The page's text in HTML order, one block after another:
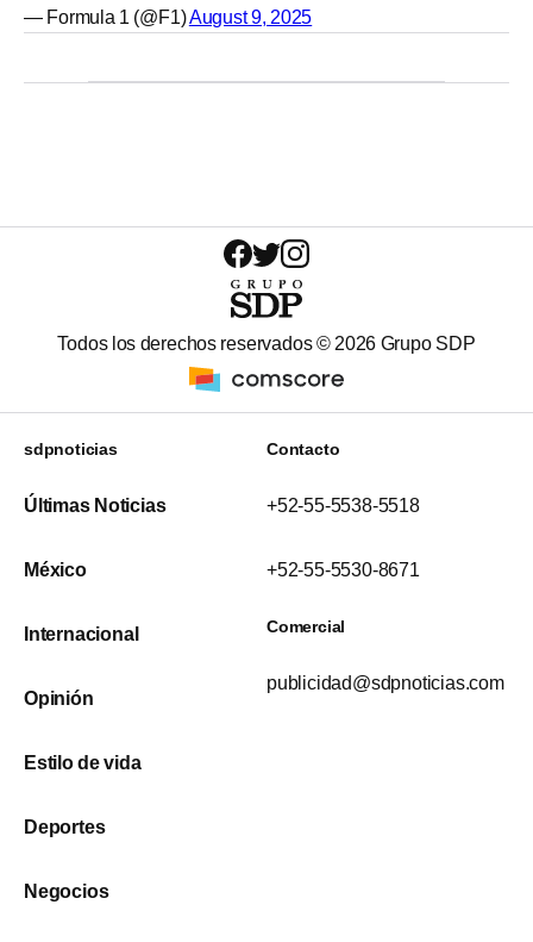
— Formula 1 (@F1)August 9, 2025
Todos los derechos reservados ©2026 Grupo SDP
sdpnoticias
Últimas Noticias
México
Internacional
Opinión
Estilo de vida
Deportes
Negocios
Contacto
+52-55-5538-5518
+52-55-5530-8671
Comercial
publicidad@sdpnoticias.com